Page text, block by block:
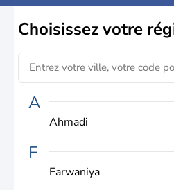
Choisissezvotre
A
Ahmadi
F
Farwaniya